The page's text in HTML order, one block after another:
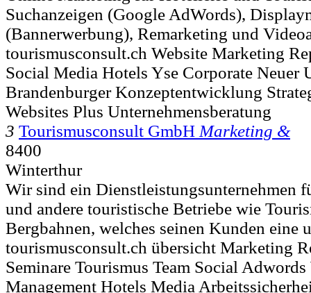
Suchanzeigen (Google AdWords),
(Bannerwerbung), Remarketing und
tourismusconsult.ch Website Marketing
Social Media Hotels Yse Corporate Neuer
Brandenburger Konzeptentwicklung
Websites Plus Unternehmensberatung
3 Tourismusconsult GmbH Marketing &
8400
Winterthur
Wir sind ein Dienstleistungsunternehmen
und andere touristische Betriebe wie
Bergbahnen, welches seinen Kunden eine
tourismusconsult.ch übersicht Marketing
Seminare Tourismus Team Social
Management Hotels Media